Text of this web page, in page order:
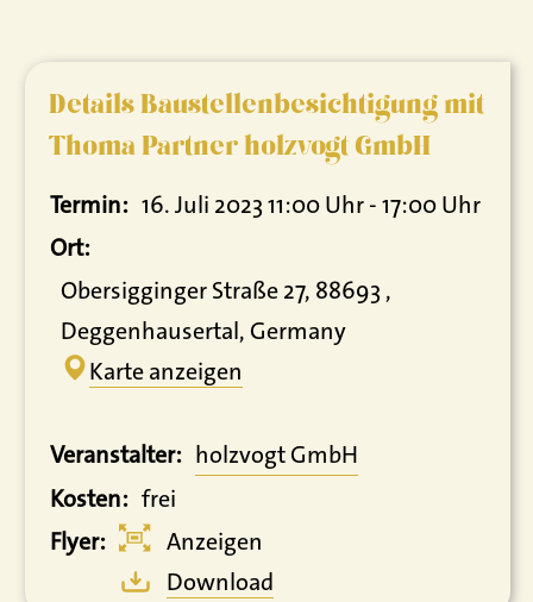
Details Baustellenbesichtigung mit
Thoma Partner holzvogt GmbH
Termin: 16. Juli 2023 11:00 Uhr - 17:00 Uhr
Ort:
Obersigginger Straße 27, 88693 ,
Deggenhausertal, Germany
Karte anzeigen
Veranstalter: holzvogt GmbH
Kosten: frei
Flyer:
Anzeigen
Download